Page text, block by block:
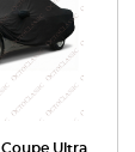
Coupe Ultra